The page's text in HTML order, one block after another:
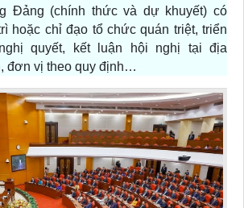
Đảng (chính thức và dự khuyết) có
hoặc chỉ đạo tổ chức quán triệt, triển
quyết, kết luận hội nghị tại địa
đơn vị theo quy định…